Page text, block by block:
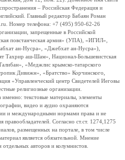
– Российская Федерация и
Главный редактор Бабаян Роман
Номер телефона: +7 (495) 950-62-26
запрещенные в Российской
повстанческая армия» (УПА), «ИГИЛ»,
ан-Нусра», «Джебхат ан-Нусра»),
Тахрир аш-Шам», Национал-Большевистская
«Меджлис крымско-татарского
Дивижн», «Братство» Корчинского,
«Управленческий центр Свидетелей Иеговы
религиозные организации.
текстовые материалы, элементы
видео и аудио охраняются
и международными нормами права и не
правообладателей. Согласно ст.ст. 1274,1275
размещенных на портале, в том числе
является обязательной. Мнение
авторов и колумнистов.